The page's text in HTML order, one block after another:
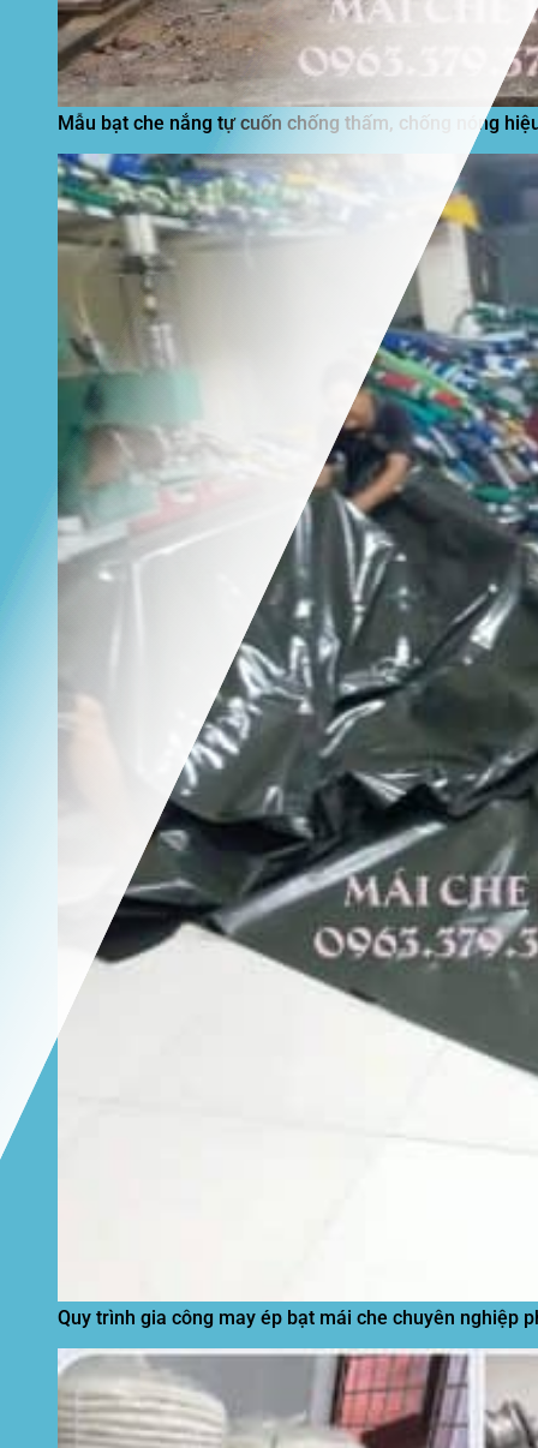
Mẫu bạt che nắng tự cuốn chống thấm, chống nóng
Quy trình gia công may ép bạt mái che chuyên nghiệp